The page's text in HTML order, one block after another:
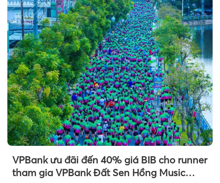
VPBank ưu đãi đến 40% giá BIB cho runner
tham gia VPBank Đất Sen Hồng Music